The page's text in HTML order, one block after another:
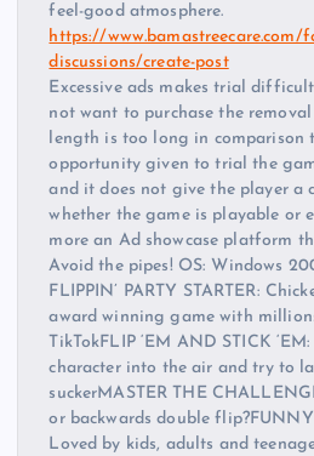
feel-good atmosphere.
https://www.bamastreecare.com/
discussions/create-post
Excessive ads makes trial
not want to purchase the removal
length is too long in comparison
opportunity given to trial the
and it does not give the player a
whether the game is playable or
more an Ad showcase platform
Avoid the pipes! OS: Windows
FLIPPIN’ PARTY STARTER:
award winning game with
TikTokFLIP ‘EM AND STICK
character into the air and try to
suckerMASTER THE
or backwards double
Loved by kids, adults and